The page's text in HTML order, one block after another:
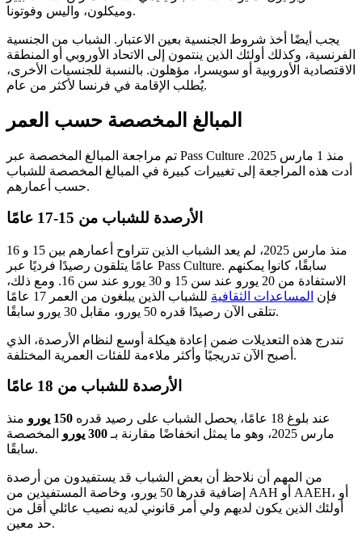
وميكلون، واليس وفوتونا.
يجب أيضًا أخذ شروط الجنسية بعين الاعتبار. الشباب من الجنسية
الفرنسية، وكذلك أولئك الذين ينتمون إلى الاتحاد الأوروبي أو المنطقة
الاقتصادية الأوروبية أو سويسرا، مؤهلون. بالنسبة للجنسيات الأخرى،
يُطلب الإقامة في فرنسا لأكثر من عام.
المبالغ المخصصة حسب العمر
تم مراجعة المبالغ المخصصة عبر Pass Culture منذ 1 مارس 2025.
أدت هذه المراجعة إلى تغييرات كبيرة في المبالغ المخصصة للشباب
حسب أعمارهم.
الأرصدة للشباب من 15-17 عامًا
منذ مارس 2025، لم يعد الشباب الذين تتراوح أعمارهم بين 15 و 16
عامًا يتلقون رصيدًا فرديًا عبر Pass Culture. سابقًا، كانوا يمكنهم
الاستفادة من 20 يورو عند سن 15 و 30 يورو عند سن 16. ومع ذلك،
فإن المساعدات الثقافية
للشباب الذين يبلغون من العمر 17 عامًا
تتلقى الآن رصيدًا قدره 50 يورو، مقابل 30 يورو سابقًا.
تندرج هذه التعديلات ضمن إعادة هيكلة أوسع لنظام الأرصدة، الذي
أصبح الآن تدريجيًا وأكثر ملاءمة للفئات العمرية المختلفة.
الأرصدة للشباب من 18 عامًا
عند بلوغ 18 عامًا، يحصل الشباب على رصيد قدره 150 يورو
منذ
مارس 2025، وهو ما يمثل انخفاضًا مقارنة بـ
300 يورو
المخصصة
سابقًا.
من المهم أن نلاحظ أن بعض الشباب قد يستفيدون من أرصدة
إضافية قدرها 50 يورو، وخاصة المستفيدين من AAH أو AAEH، أو
أولئك الذين يكون لديهم ولي أمر قانوني لديه نصيب عائلي أقل من
حد معين.